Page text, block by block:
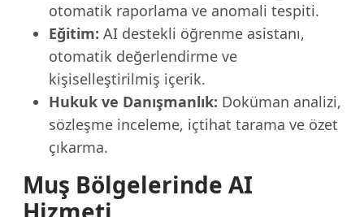
otomatik raporlama ve anomali tespiti.
Eğitim: AI destekli öğrenme asistanı,
otomatik değerlendirme ve
kişiselleştirilmiş içerik.
Hukuk ve Danışmanlık: Doküman analizi,
sözleşme inceleme, içtihat tarama ve özet
çıkarma.
Muş Bölgelerinde AI